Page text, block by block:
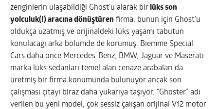
zenginlerin ulaşabildiği Ghost’u alarak bir lüks son
yolculuk(!) aracına dönüştüren firma, bunun için Ghost’u
oldukça uzatmış ve orijinaldeki lüks yaşamı tabutun
konulacağı arka bölümde de korumuş. Biemme Special
Cars daha önce Mercedes-Benz, BMW, Jaguar ve Maserati
marka lüks sedanları temel alan cenaze arabaları da
üretmiş bir firma konumunda bulunuyor ancak son
çalışması çıtayı biraz daha yukarıya taşıyor. “Ghoster” adı
verilen bu yeni model, çok sessiz çalışan orijinal V12 motor